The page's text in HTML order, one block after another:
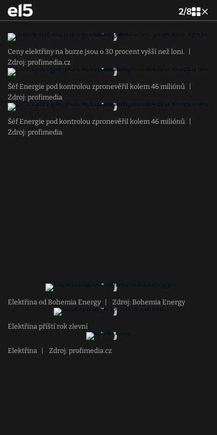
2/8
Ceny elektřiny na burze jsou o 30 procent vyšší než loni.
Zdroj: profimedia.cz
Šéf Energie pod kontrolou zpronevěřil kolem 46 miliónů
Zdroj: profimedia
Šéf Energie pod kontrolou zpronevěřil kolem 46 miliónů
Zdroj: profimedia
Elektřina od Bohemia Energy Zdroj: Bohemia Energy
Elektřina příští rok zlevní
Elektřina Zdroj: profimedia.cz